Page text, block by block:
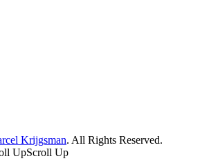
Krijgsman. All Rights Reserved.
UpScroll Up